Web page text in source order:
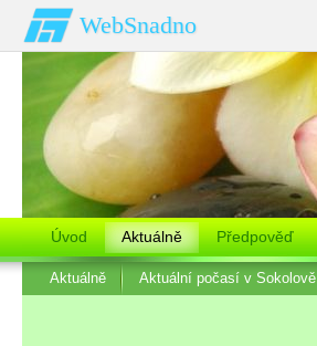
WebSnadno
Úvod Aktuálně Předpověď
Aktuálně Aktuální počasí v Sokolově